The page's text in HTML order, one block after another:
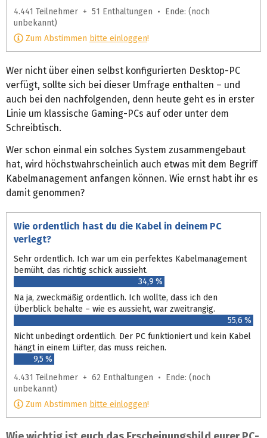
4.441 Teilnehmer + 51 Enthaltungen • Ende: (noch
unbekannt)
Zum Abstimmen bitte einloggen!
Wer nicht über einen selbst konfigurierten Desktop-PC
verfügt, sollte sich bei dieser Umfrage enthalten – und
auch bei den nachfolgenden, denn heute geht es in erster
Linie um klassische Gaming-PCs auf oder unter dem
Schreibtisch.
Wer schon einmal ein solches System zusammengebaut
hat, wird höchst­wahrscheinlich auch etwas mit dem Begriff
Kabel­management anfangen können. Wie ernst habt ihr es
damit genommen?
Wie ordentlich hast du die Kabel in deinem PC
verlegt?
Sehr ordentlich. Ich war um ein perfektes Kabelmanagement
bemüht, das richtig schick aussieht.
34,9 %
Na ja, zweckmäßig ordentlich. Ich wollte, dass ich den
Überblick behalte – wie es aussieht, war zweitrangig.
55,6 %
Nicht unbedingt ordentlich. Der PC funktioniert und kein Kabel
hängt in einem Lüfter, das muss reichen.
9,5 %
4.431 Teilnehmer + 62 Enthaltungen • Ende: (noch
unbekannt)
Zum Abstimmen bitte einloggen!